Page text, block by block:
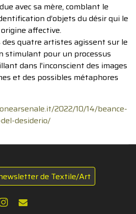
avec sa mère, comblant le
d’objets du désir qui le
affective.
des quatre artistes agissent sur le
stimulant pour un processus
dans l'inconscient des images
et des possibles métaphores
2022/10/14/beance-
desiderio/
de Textile/Art